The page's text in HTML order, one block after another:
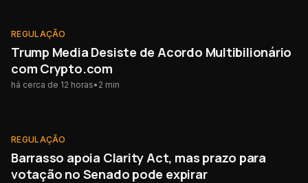
REGULAÇÃO
REGULAÇÃO
Trump Media Desiste de Acordo Multibilionário
com Crypto.com
há cerca de 12 horas• 2 min
REGULAÇÃO
REGULAÇÃO
Barrasso apoia Clarity Act, mas prazo para
votação no Senado pode expirar